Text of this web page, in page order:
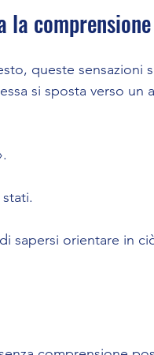
la comprensione
queste sensazioni
si sposta verso un
sapersi orientare in